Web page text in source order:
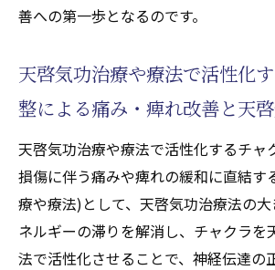
善への第一歩となるのです。
天啓気功治療や療法で活性化
整による痛み・痺れ改善と天
天啓気功治療や療法で活性化するチャ
損傷に伴う痛みや痺れの緩和に直結す
療や療法)として、天啓気功治療法の
ネルギーの滞りを解消し、チャクラを
法で活性化させることで、神経伝達の